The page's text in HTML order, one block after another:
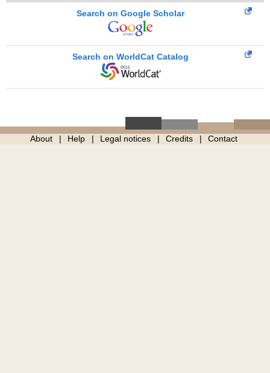
Search on Google Scholar
Search on WorldCat Catalog
About Help Legal notices Credits Contact